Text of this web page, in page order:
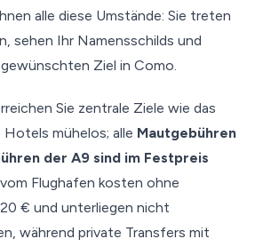
alle diese Umstände: Sie treten
sehen Ihr Namensschilds und
Ziel in Como.
Sie zentrale Ziele wie das
Hotels mühelos; alle Mautgebühren
der A9 sind im Festpreis
vom Flughafen kosten ohne
€ und unterliegen nicht
während private Transfers mit